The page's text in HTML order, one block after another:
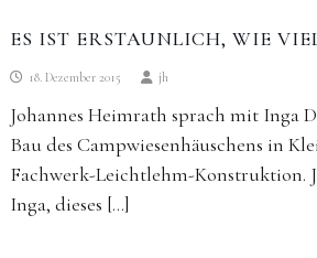
ES IST ERSTAUNLICH, WIE
18. Dezember 2015 jh
Johannes Heimrath sprach mit Inga
Bau des Campwiesenhäuschens in
Fachwerk-Leichtlehm-Konstruktion.
Inga, dieses […]